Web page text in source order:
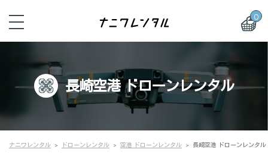
0
長崎空港 ドローンレンタル
ナニワレンタル ドローンレンタル 空港 ドローンレンタル 長崎空港 ドローンレンタル